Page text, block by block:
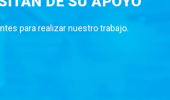
para realizar nuestro trabajo.